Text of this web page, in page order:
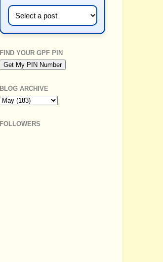
FIND YOUR GPF PIN
BLOG ARCHIVE
FOLLOWERS